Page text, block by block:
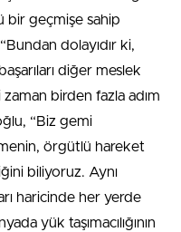
bir geçmişe sahip
dolayıdır ki,
diğer meslek
zaman birden fazla adım
“Biz gemi
örgütlü hareket
biliyoruz. Aynı
haricinde her yerde
yük taşımacılığının